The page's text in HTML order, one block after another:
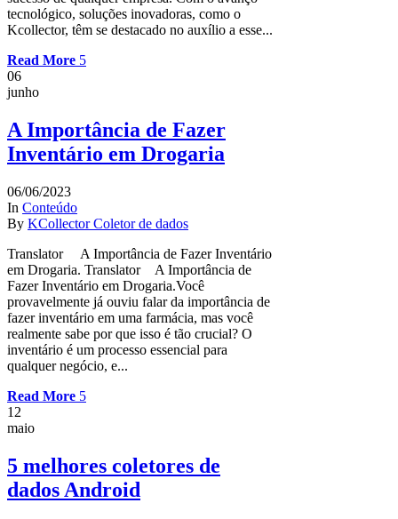
tecnológico, soluções inovadoras, como o
Kcollector, têm se destacado no auxílio a esse...
Read More
06
junho
A Importância de Fazer
Inventário em Drogaria
06/06/2023
In Conteúdo
By KCollector Coletor de dados
Translator A Importância de Fazer Inventário
em Drogaria. Translator A Importância de
Fazer Inventário em Drogaria.Você
provavelmente já ouviu falar da importância de
fazer inventário em uma farmácia, mas você
realmente sabe por que isso é tão crucial? O
inventário é um processo essencial para
qualquer negócio, e...
Read More
12
maio
5 melhores coletores de
dados Android​